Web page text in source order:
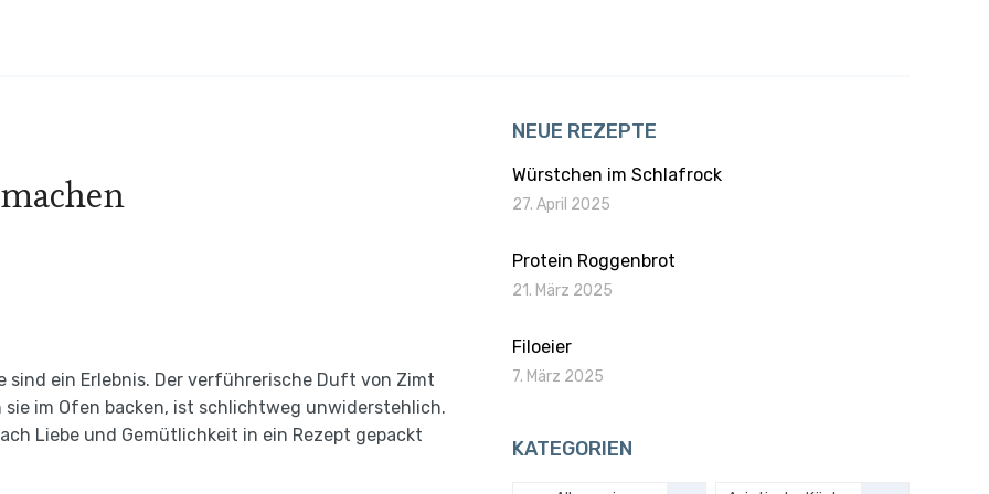
sind ein Erlebnis. Der verführerische Duft von Zimt
im Ofen backen, ist schlichtweg unwiderstehlich.
Liebe und Gemütlichkeit in ein Rezept gepackt
NEUE REZEPTE
Würstchen im Schlafrock
27. April 2025
Protein Roggenbrot
21. März 2025
Filoeier
7. März 2025
KATEGORIEN